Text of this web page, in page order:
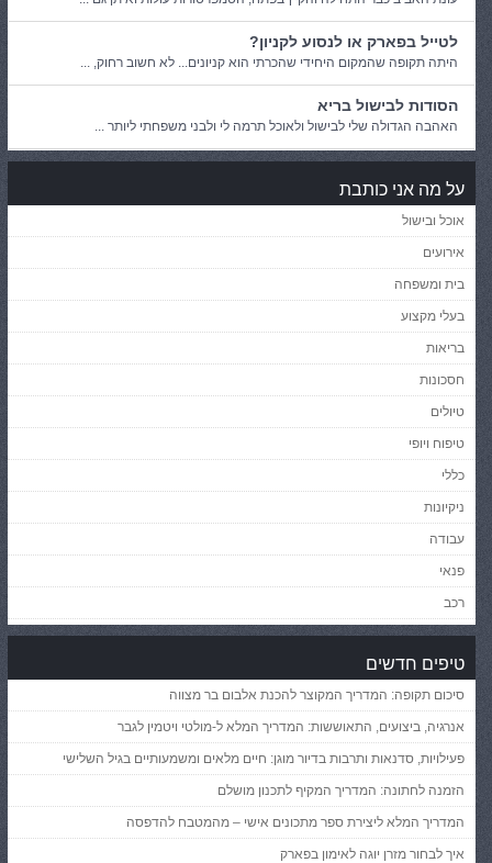
לטייל בפארק או לנסוע לקניון?
היתה תקופה שהמקום היחידי שהכרתי הוא קניונים... לא חשוב רחוק, ...
הסודות לבישול בריא
האהבה הגדולה שלי לבישול ולאוכל תרמה לי ולבני משפחתי ליותר ...
על מה אני כותבת
אוכל ובישול
אירועים
בית ומשפחה
בעלי מקצוע
בריאות
חסכונות
טיולים
טיפוח ויופי
כללי
ניקיונות
עבודה
פנאי
רכב
טיפים חדשים
סיכום תקופה: המדריך המקוצר להכנת אלבום בר מצווה
אנרגיה, ביצועים, התאוששות: המדריך המלא ל-מולטי ויטמין לגבר
פעילויות, סדנאות ותרבות בדיור מוגן: חיים מלאים ומשמעותיים בגיל השלישי
הזמנה לחתונה: המדריך המקיף לתכנון מושלם
המדריך המלא ליצירת ספר מתכונים אישי – מהמטבח להדפסה
איך לבחור מזרן יוגה לאימון בפארק